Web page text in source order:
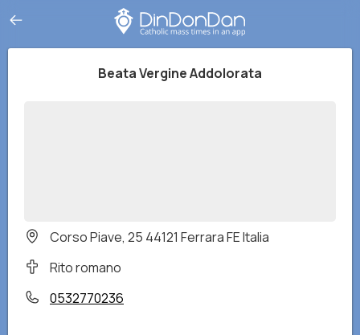
Beata Vergine Addolorata
Corso Piave, 25 44121 Ferrara FE Italia
Rito romano
0532770236